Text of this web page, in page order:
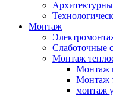
Монтаж
Слаботочные
Монтаж
Монтаж
Монтаж
монтаж